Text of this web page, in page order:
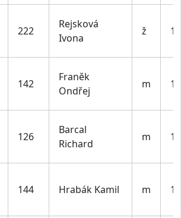
222
Rejsková
Ivona
ž
142
Franěk
Ondřej
m
126
Barcal
Richard
m
144 Hrabák Kamil m